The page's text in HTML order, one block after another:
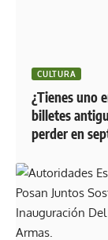
CULTURA
¿Tienes uno
billetes
perder en